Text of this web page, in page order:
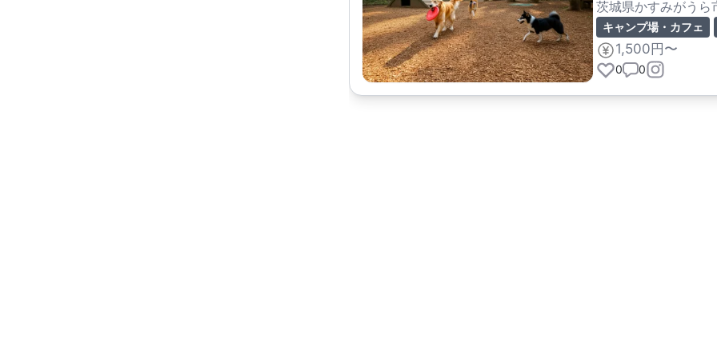
茨城県かすみがうら
キャンプ場・カフェ
1,500円〜
0 0